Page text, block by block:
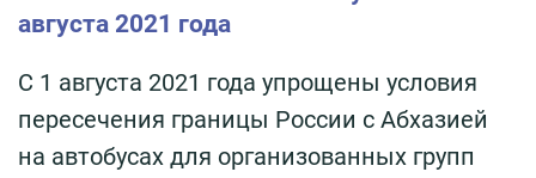
августа 2021 года
С 1 августа 2021 года упрощены условия
пересечения границы России с Абхазией
на автобусах для организованных групп